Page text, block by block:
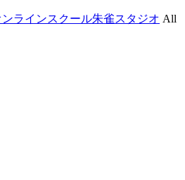
ラインスクール朱雀スタジオ All